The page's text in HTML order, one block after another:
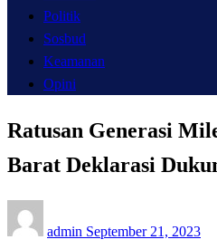
Politik
Sosbud
Keamanan
Opini
Ratusan Generasi
Barat Deklarasi
admin on
September 21, 2023